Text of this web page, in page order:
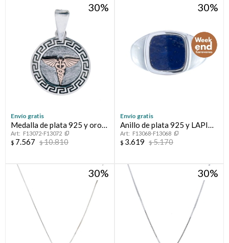
30
Envío gratis
Medalla de plata 925 y oro
10 ktes, MEDICINA.
F13072-F13072
$ 7.567 $10.810
30
Envío gratis
Anillo de plata 925 y LAPIZ
LAZULIF13068-F13068
$ 3.619 $5.170
30 30